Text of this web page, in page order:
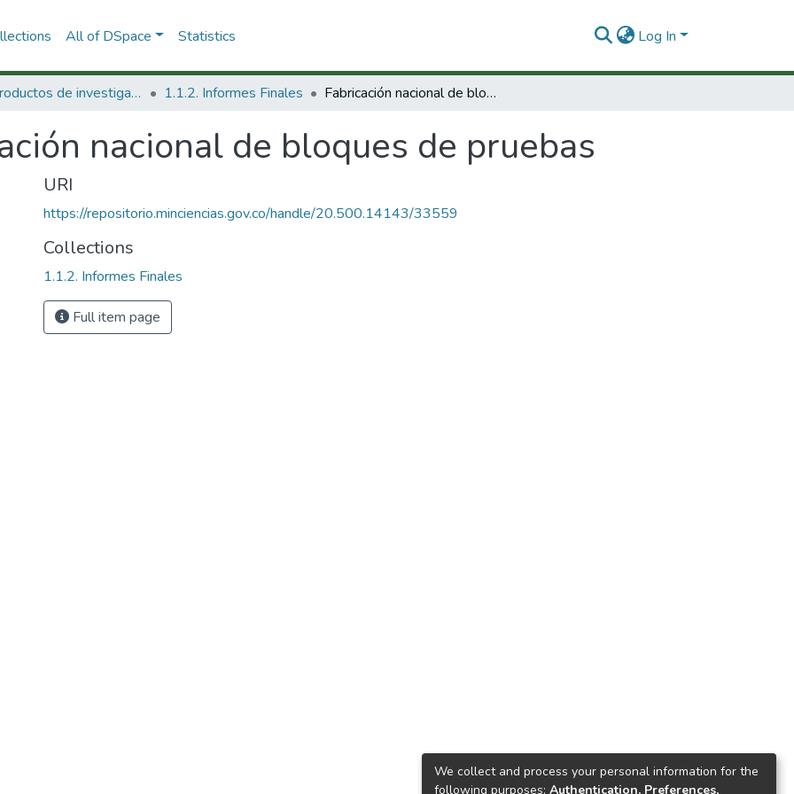
All of DSpace Statistics Log In
1.1 Productos de investigación 1.1.2. Informes Finales Fabricación nacional de bloques de pruebas
nacional de bloques de pruebas
URI
https://repositorio.minciencias.gov.co/handle/20.500.14143/33559
Collections
1.1.2. Informes Finales
Full item page
We collect and process your personal information for the
following purposes: Authentication, Preferences,